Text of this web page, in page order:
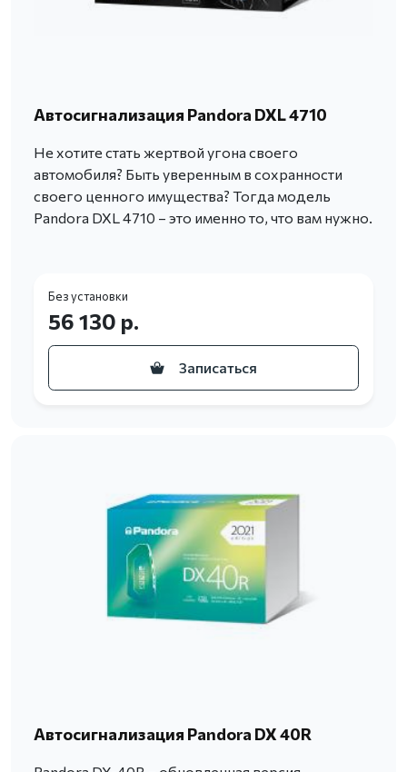
Автосигнализация Pandora DXL 4710
Не хотите стать жертвой угона своего
автомобиля? Быть уверенным в сохранности
своего ценного имущества? Тогда модель
Pandora DXL 4710 – это именно то, что вам нужно.
Без установки
56 130 р.
Записаться
Автосигнализация Pandora DX 40R